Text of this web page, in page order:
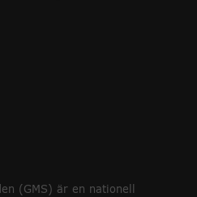
(GMS) är en nationell